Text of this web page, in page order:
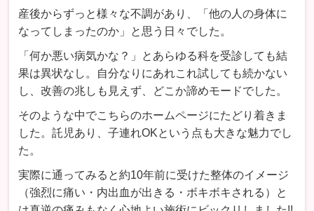
産後からずっと様々な不調があり、「他の人の身体に
なってしまったのか」と思う日々でした。
「何か悪い病気かな？」とあらゆる科を受診しても結
果は異状なし。自分なりにあれこれ試しても続かない
し、改善の兆しも見えず、どこか諦めモードでした。
そのような中でこちらのホームページにたどり着きま
した。託児あり、子連れOKという点も大きな魅力でし
た。
実際に通ってみると約10年前に受けた整体のイメージ
（強烈に痛い・内出血が出きる・ボキボキされる）と